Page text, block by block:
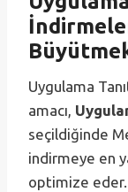
Uygulama
amacı,
seçildiğinde
indirmeye en
optimize eder.